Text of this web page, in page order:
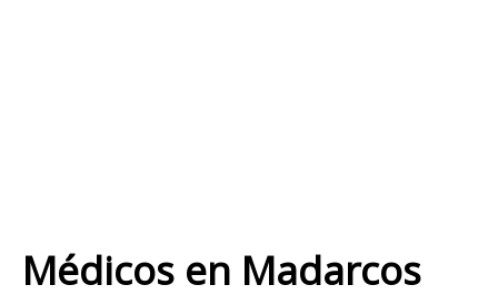
Médicos en Madarcos